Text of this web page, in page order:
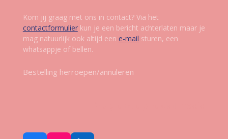
Kom jij graag met ons in contact? Via het
contactformulierkun je een bericht achterlaten maar je
mag natuurlijk ook altijd een e-mail sturen, een
whatsappje of bellen.
Bestelling herroepen/annuleren